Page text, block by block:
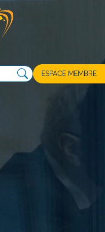
ESPACE MEMBRE